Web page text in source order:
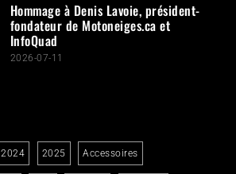
Hommage à Denis Lavoie, président-
fondateur de Motoneiges.ca et
InfoQuad
2026-07-11
2024 2025 Accessoires